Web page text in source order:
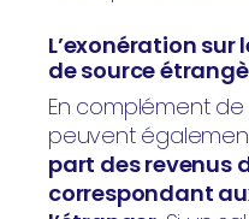
L’exonération sur
de source
En complément
peuvent
part des revenus
correspondant